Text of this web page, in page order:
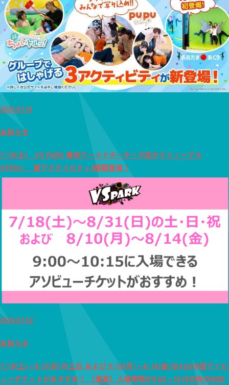
2026.07.16
お知らせ
7/18(土) VS PARK 横浜ワールドポーターズ店がリニューアル
OPEN♬ 新アクテイビティ3種類登場！
2026.07.02
お知らせ
7/18(土)～8/31(日)の土日 および 8/10(月)～8/14(金)は9:00の回アソビ
ューチケットがおすすめ！ 【重要】入場時間が9:00～10:15の枠のWEB